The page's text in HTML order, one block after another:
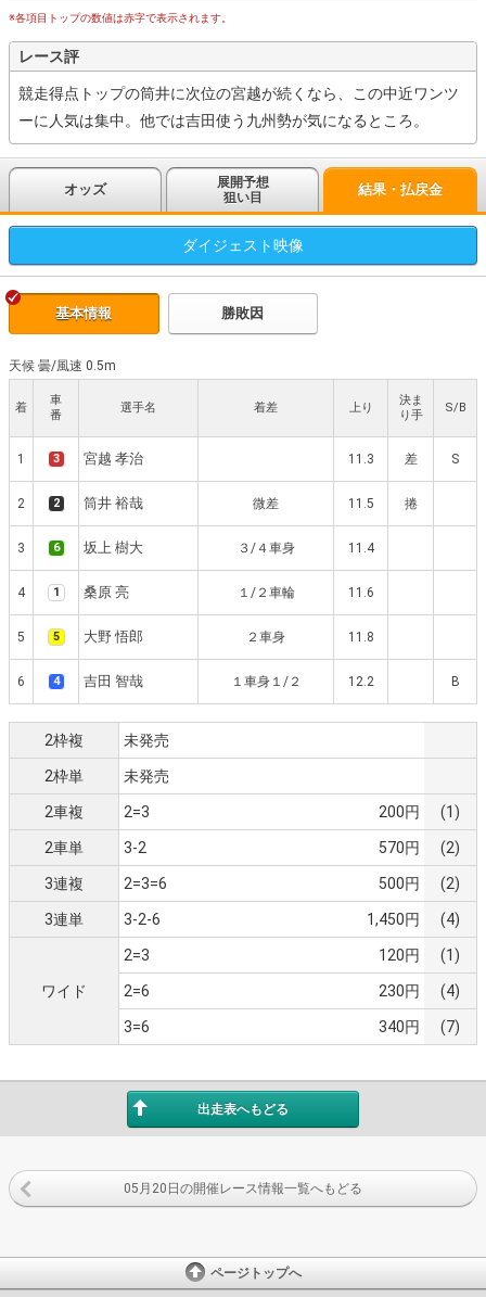
※各項目トップの数値は赤字で表示されます。
レース評
競走得点トップの筒井に次位の宮越が続くなら、この中近ワンツ
ーに人気は集中。他では吉田使う九州勢が気になるところ。
オッズ
展開予想
狙い目
結果・払戻金
ダイジェスト映像
基本情報 勝敗因
天候 曇/風速 0.5m
着
車
番
選手名 着差 上り
決ま
り手
S/B
1 3 宮越 孝治 11.3 差 S
2 2 筒井 裕哉 微差 11.5 捲
3 6 坂上 樹大 ３/４車身 11.4
4 1 桑原 亮 １/２車輪 11.6
5 5 大野 悟郎 ２車身 11.8
6 4 吉田 智哉 １車身１/２ 12.2 B
2枠複 未発売
2枠単 未発売
2車複 2=3 200円 (1)
2車単 3-2 570円 (2)
3連複 2=3=6 500円 (2)
3連単 3-2-6 1,450円 (4)
ワイド
2=3 120円 (1)
2=6 230円 (4)
3=6 340円 (7)
出走表へもどる
05月20日の開催レース情報一覧へもどる
ページトップへ